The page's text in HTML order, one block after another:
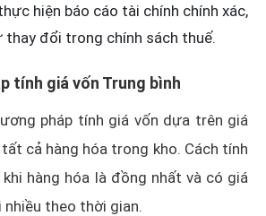
hiện báo cáo tài chính chính xác,
thay đổi trong chính sách thuế.
tính giá vốn Trung bình
pháp tính giá vốn dựa trên giá
cả hàng hóa trong kho. Cách tính
hàng hóa là đồng nhất và có giá
theo thời gian.